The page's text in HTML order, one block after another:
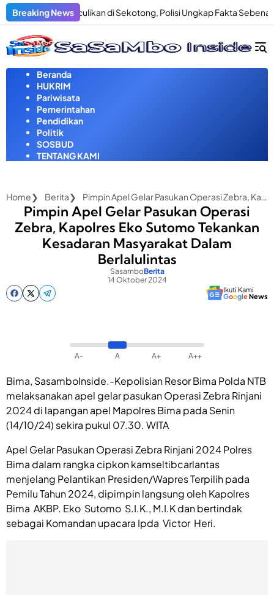
Langsung
ke
Breaking News
Penculikan di Sekotong, Polisi Ungkap Fakta Sebenarnya
Beranda
HUKRIM
Pariwisata
Pemerintahan
Pendidikan
Politik
SOSBUD
TENTANG KAMI
Home Berita Pimpin Apel Gelar Pasukan Operasi Zebra, Kapolres Eko Sutomo Tekankan Kesadaran Masyarakat Dalam Berlalulintas
Pimpin Apel Gelar Pasukan Operasi
Zebra, Kapolres Eko Sutomo Tekankan
Kesadaran Masyarakat Dalam
Berlalulintas
SasamboBerita
14 Oktober 2024
Ikuti Kami
GoogleNews
A- A A+ A++
Bima, SasamboInside.-Kepolisian Resor Bima Polda NTB
melaksanakan apel gelar pasukan Operasi Zebra Rinjani
2024 di lapangan apel Mapolres Bima pada Senin
(14/10/24) sekira pukul 07.30. WITA
Apel Gelar Pasukan Operasi Zebra Rinjani 2024 Polres
Bima dalam rangka cipkon kamseltibcarlantas
menjelang Pelantikan Presiden/Wapres Terpilih pada
Pemilu Tahun 2024, dipimpin langsung oleh Kapolres
Bima AKBP. Eko Sutomo S.I.K., M.I.K dan bertindak
sebagai Komandan upacara Ipda Victor Heri.